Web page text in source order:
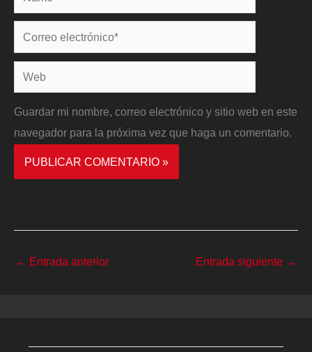
Correo
electrónico*
Web
Guardar mi nombre, correo electrónico y sitio web en este
navegador para la próxima vez que haga un comentario.
← Entrada anterior Entrada siguiente →